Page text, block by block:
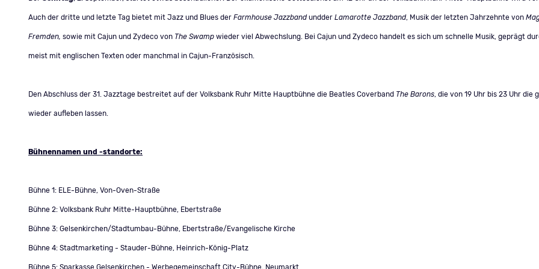
Auch der dritte und letzte Tag bietet mit Jazz und Blues derFarmhouse JazzbandundderLamarotte Jazzband, Musik der letzten Jahrzehnte von
Fremden,sowie mit Cajun und Zydeco von The Swamp wieder viel Abwechslung. Bei Cajun und Zydeco handelt es sich um schnelle Musik, geprägt
meist mit englischen Texten oder manchmal in Cajun-Französisch.
Den Abschluss der 31. Jazztage bestreitet auf der Volksbank Ruhr Mitte Hauptbühne die Beatles Coverband The Barons, die von 19 Uhr bis 23 Uhr
wieder aufleben lassen.
Bühnennamen und -standorte:
Bühne 1: ELE-Bühne, Von-Oven-Straße
Bühne 2: Volksbank Ruhr Mitte-Hauptbühne, Ebertstraße
Bühne 3: Gelsenkirchen/Stadtumbau-Bühne, Ebertstraße/Evangelische Kirche
Bühne 4: Stadtmarketing - Stauder-Bühne, Heinrich-König-Platz